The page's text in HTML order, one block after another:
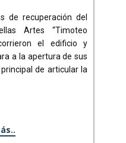
de recuperación del
Artes “Timoteo
el edificio y
a la apertura de sus
de articular la